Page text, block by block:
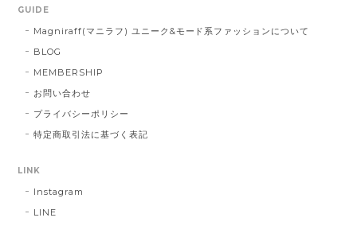
GUIDE
Magniraff(マニラフ) ユニーク&モード系ファッションについて
BLOG
MEMBERSHIP
お問い合わせ
プライバシーポリシー
特定商取引法に基づく表記
LINK
Instagram
LINE